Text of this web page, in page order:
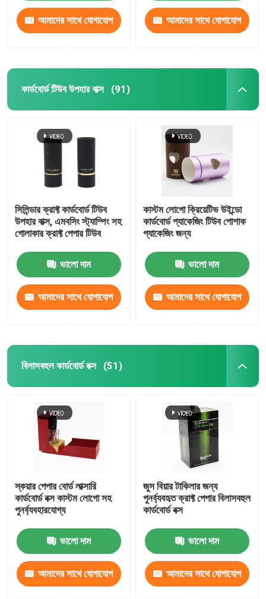
আমাদের সাথে যোগাযোগ আমাদের সাথে যোগাযোগ
কার্ডবোর্ড টিউব উপহার বাক্স (91)
সিলিন্ডার ক্রাফ্ট কার্ডবোর্ড টিউব
উপহার বাক্স, এমবসিং স্ট্যাম্পিং সহ
গোলাকার ক্রাফ্ট পেপার টিউব
ভালো দাম
আমাদের সাথে যোগাযোগ
কাস্টম লোগো ক্রিয়েটিভ উইন্ডো
কার্ডবোর্ড প্যাকেজিং টিউব পোশাক
প্যাকেজিং জন্য
ভালো দাম
আমাদের সাথে যোগাযোগ
বিলাসবহুল কার্ডবোর্ড বক্স (51)
স্কয়ার পেপার বোর্ড লাক্সারি
কার্ডবোর্ড বক্স কাস্টম লোগো সহ
পুনর্ব্যবহারযোগ্য
ভালো দাম
আমাদের সাথে যোগাযোগ
জুস বিয়ার টাকিলার জন্য
পুনর্ব্যবহৃত ক্রাফ্ট পেপার বিলাসবহুল
কার্ডবোর্ড বক্স
ভালো দাম
আমাদের সাথে যোগাযোগ